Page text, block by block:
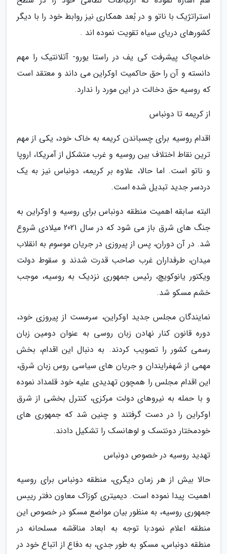
استراتژیک با ناتو و در بُعد همکاری نیز روابط خود را با دیگر
کشورهای دریای سیاه تقویت نموده اند .
خامچاک پیشرفت کی یف در راستا یورو- آتلانتیک را مهم
دانسته و آن را حق حاکمیت اوکراین می داند و معتقد است
که روسیه حق دخالت در این مورد را ندارد.
از کریمه تا دونباس
اقدام روسیه برای چسباندن کریمه به خاک خود، یکی از مهم
ترین نقاط اختلاف بین روسیه و غرب متشکل از آمریکا، اروپا
و ناتو است. اما حالا، علاوه بر کریمه، دونباس نیز به یک
دردسر جدید تبدیل شده است.
البته سابقه اهمیت منطقه دونباس برای روسیه و اوکراین به
جنگ های شرق باز می شود که در سال 2021 میلادی شروع
شد. در آن دوران، پس از پیروزی در جریان موسوم به انقلاب
میدان، طرفداران غرب صاحب قدرت شدند و سقوط دولت
ویکتور یانوکویچ، رئیس جمهوری نزدیک به روسیه، موجب
خشم مسکو شد.
نمایندگان مجلس جدید اوکراین، سرمست از پیروزی خود،
دوره قانون کنار نهادن زبان روسی به عنوان دومین زبان
رسمی کشور را تصویب کردند. به دنبال این اقدام، بخش
مهمی از شهفرایندان و جریان های سیاسی روس زبان شرق،
این اقدام مجلس را همچون تهدیدی علیه خود قلمداد نموده
و با حمله به نیروهای دولت مرکزی، کنترل بخشی از شرق
اوکراین را در دست گرفتند و چنین شد که جمهوری های
خودمختار دونتسک و لوهانسک را تشکیل دادند.
تهدید روسیه در خصوص دونباس
حالا بیش از هر زمان دیگری، منطقه دونباس برای روسیه
اهمیت پیدا نموده است. دیمیتری کوزاک معاون دفتر رییس
جمهوری روسیه، به منظور بیان مواضع مسکو در خصوص این
منطقه اعلام نمود:با توجه به ابعاد مناقشه مسلحانه در
منطقه دونباس، مسکو به طور جدی، به دفاع از اتباع خود در